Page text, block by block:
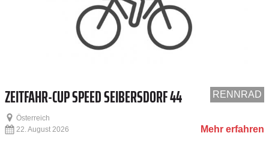
RENNRAD
ZEITFAHR-CUP SPEED SEIBERSDORF 44
Österreich
Mehr erfahren
22. August 2026